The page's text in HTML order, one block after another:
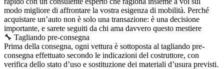
modo migliore di affrontare la vostra esigenza di mobilità. Perché
acquistare un’auto non è solo una transazione: è una decisione
importante, e sarete seguiti da chi ama davvero questo mestiere
🔧 Tagliando pre-consegna
Prima della consegna, ogni vettura è sottoposta al tagliando pre-
consegna effettuato secondo le indicazioni del costruttore, con
verifica dello stato d’uso e sostituzione dei materiali d’usura previsti.